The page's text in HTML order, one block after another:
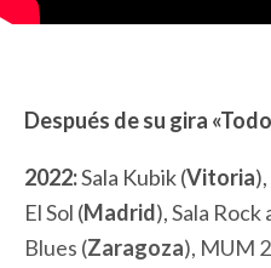
Después de su gira
2022:Sala Kubik (Vitoria),
El Sol (Madrid),Sala Rock
Blues (Zaragoza), MUM